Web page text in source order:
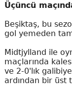
Üçüncü
Beşiktaş, bu
gol yemeden
Midtjylland ile
maçlarında
ve 2-0'lık
ardından bir üst